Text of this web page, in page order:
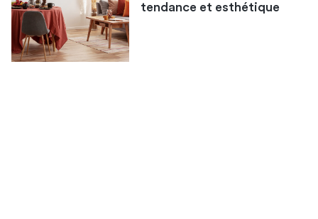
tendance et esthétique